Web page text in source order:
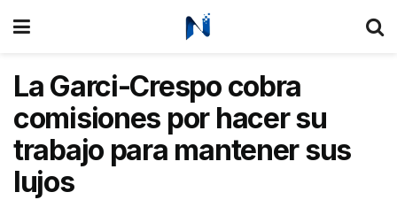
La Garci-Crespo cobra
comisiones por hacer su
trabajo para mantener sus
lujos